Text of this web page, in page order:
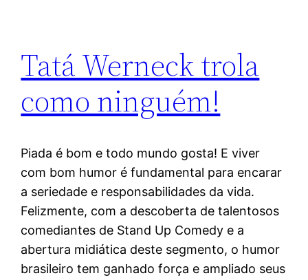
Tatá Werneck trola
como ninguém!
Piada é bom e todo mundo gosta! E viver
com bom humor é fundamental para encarar
a seriedade e responsabilidades da vida.
Felizmente, com a descoberta de talentosos
comediantes de Stand Up Comedy e a
abertura midiática deste segmento, o humor
brasileiro tem ganhado força e ampliado seus